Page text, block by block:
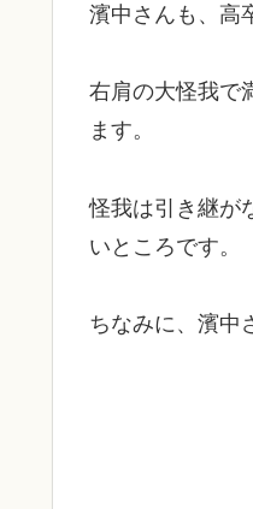
濱中さんも、高
右肩の大怪我で
ます。
怪我は引き継が
いところです。
ちなみに、濱中